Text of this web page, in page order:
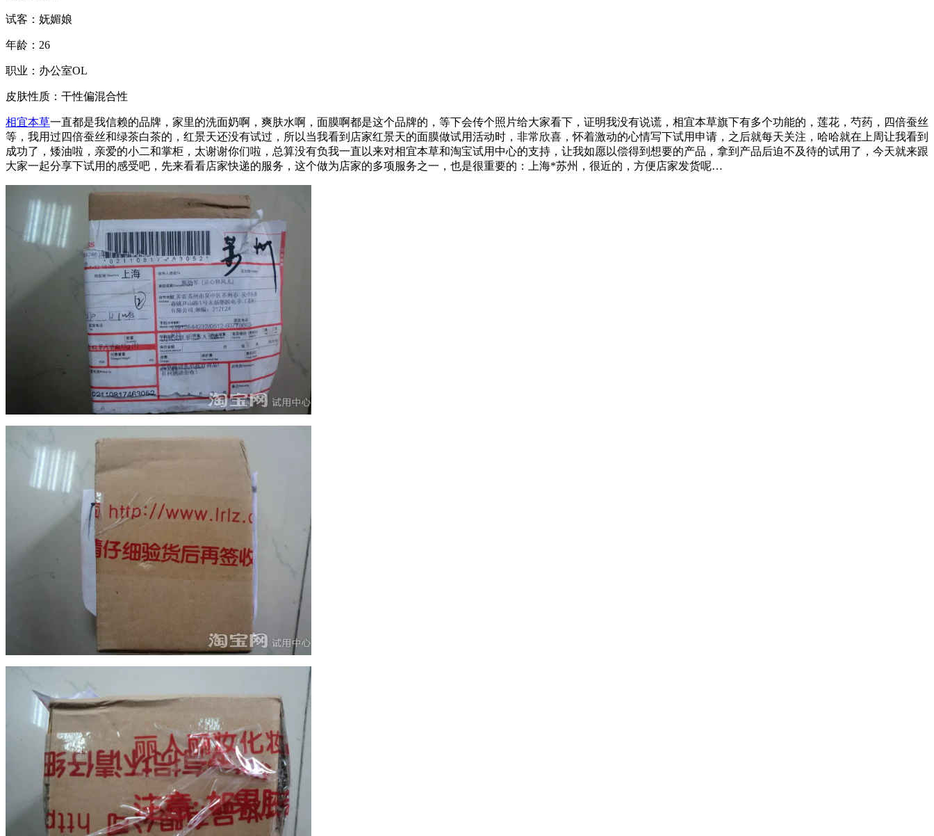
试客：妩媚娘
年龄：26
职业：办公室OL
皮肤性质：干性偏混合性
相宜本草一直都是我信赖的品牌，家里的洗面奶啊，爽肤水啊，面膜啊都是这个品牌的，等下会传个照片给大家看下，证明我没有说谎，相宜本草旗下有多个功能的，莲花，芍药，四倍蚕丝
等，我用过四倍蚕丝和绿茶白茶的，红景天还没有试过，所以当我看到店家红景天的面膜做试用活动时，非常欣喜，怀着激动的心情写下试用申请，之后就每天关注，哈哈就在上周让我看到
成功了，矮油啦，亲爱的小二和掌柜，太谢谢你们啦，总算没有负我一直以来对相宜本草和淘宝试用中心的支持，让我如愿以偿得到想要的产品，拿到产品后迫不及待的试用了，今天就来跟
大家一起分享下试用的感受吧，先来看看店家快递的服务，这个做为店家的多项服务之一，也是很重要的：上海*苏州，很近的，方便店家发货呢…